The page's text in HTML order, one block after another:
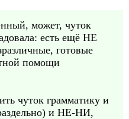
может, чуток
есть ещё НЕ
готовые
помощи
чуток грамматику и
и НЕ-НИ,